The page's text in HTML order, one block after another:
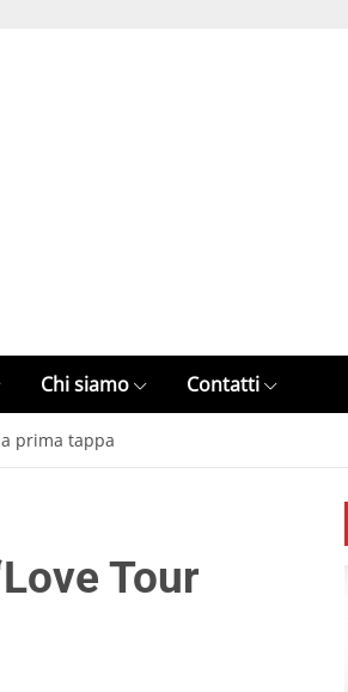
Chi siamo Contatti
prima tappa
Tour